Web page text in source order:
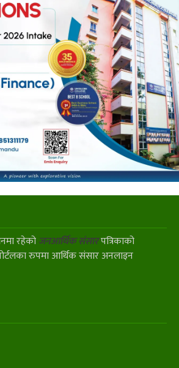
रहेकोजनआर्थिक संसारपत्रिकाको
रुपमा आर्थिक संसार अनलाइन